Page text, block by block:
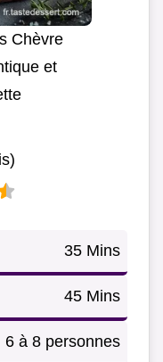
Chèvre
et
35 Mins
45 Mins
6 à 8 personnes